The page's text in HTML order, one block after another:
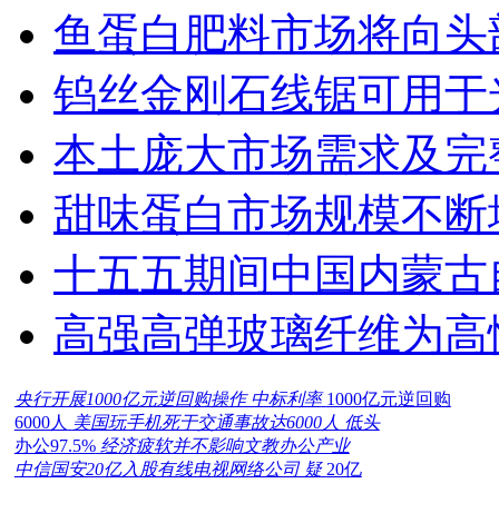
鱼蛋白肥料市场将向
钨丝金刚石线锯可用
本土庞大市场需求及
甜味蛋白市场规模不
十五五期间中国内蒙
高强高弹玻璃纤维为
央行开展1000亿元逆回购操作 中标利率 1000亿元逆回购
6000人 美国玩手机死于交通事故达6000人 低头
办公97.5% 经济疲软并不影响文教办公产业
中信国安20亿入股有线电视网络公司 疑 20亿